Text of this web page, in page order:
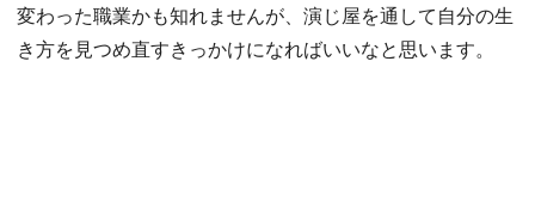
変わった職業かも知れませんが、演じ屋を通して自分の生
き方を見つめ直すきっかけになればいいなと思います。